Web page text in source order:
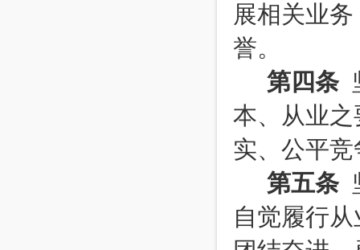
展相关业
誉。
第四条
本、从业
实、公平竞
第五条
自觉履行